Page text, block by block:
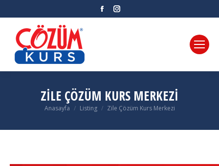
Facebook
ZILE ÇÖZÜM KURS MERKEZI
You are here:
Anasayfa Listing Zile Çözüm Kurs Merkezi